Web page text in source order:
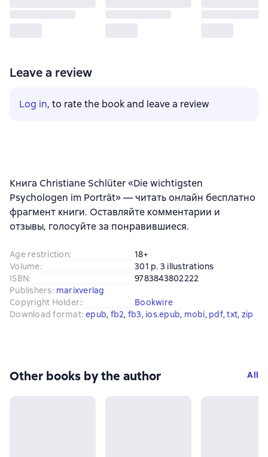
Leave a review
Log in, to rate the book and leave a review
Книга Christiane Schlüter «Die wichtigsten
Psychologen im Porträt» — читать онлайн бесплатно
фрагмент книги. Оставляйте комментарии и
отзывы, голосуйте за понравившиеся.
Age restriction:
18+
Volume:
301 p. 3 illustrations
ISBN:
9783843802222
Publishers: marixverlag
Copyright Holder::
Bookwire
Download format: epub, fb2, fb3, ios.epub, mobi, pdf, txt, zip
Other books by the author All